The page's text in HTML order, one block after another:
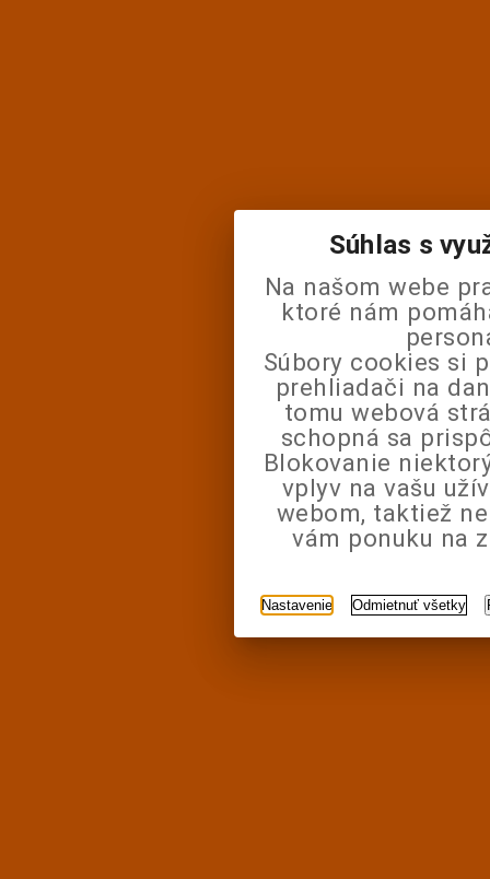
Súhlas s
Na našom webe
ktoré nám
Súbory cookies si
prehliadači na
tomu webová
schopná sa
Blokovanie
vplyv na vašu
webom, taktiež
vám ponuku na
Nastavenie Odmietnuť všetky